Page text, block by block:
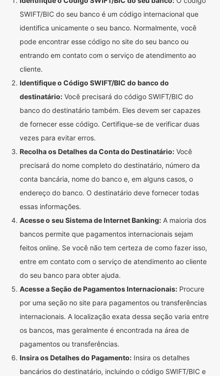
SWIFT/BIC do seu banco é um código internacional que
identifica unicamente o seu banco. Normalmente, você
pode encontrar esse código no site do seu banco ou
entrando em contato com o serviço de atendimento ao
cliente.
Identifique o Código SWIFT/BIC do banco do
destinatário: Você precisará do código SWIFT/BIC do
banco do destinatário também. Eles devem ser capazes
de fornecer esse código. Certifique-se de verificar duas
vezes para evitar erros.
Recolha os Detalhes da Conta do Destinatário: Você
precisará do nome completo do destinatário, número da
conta bancária, nome do banco e, em alguns casos, o
endereço do banco. O destinatário deve fornecer todas
essas informações.
Acesse o seu Sistema de Internet Banking: A maioria dos
bancos permite que pagamentos internacionais sejam
feitos online. Se você não tem certeza de como fazer isso,
entre em contato com o serviço de atendimento ao cliente
do seu banco para obter ajuda.
Acesse a Seção de Pagamentos Internacionais: Procure
por uma seção no site para pagamentos ou transferências
internacionais. A localização exata dessa seção varia entre
os bancos, mas geralmente é encontrada na área de
pagamentos ou transferências.
Insira os Detalhes do Pagamento: Insira os detalhes
bancários do destinatário, incluindo o código SWIFT/BIC e